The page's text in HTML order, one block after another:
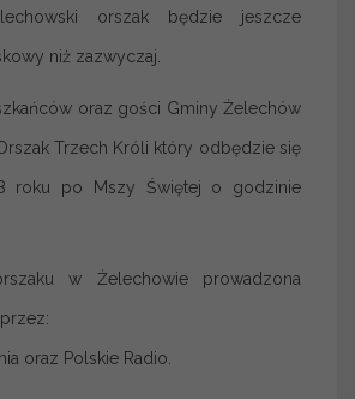
orszak będzie jeszcze
niż zazwyczaj.
oraz gości Gminy Żelechów
Trzech Króli który odbędzie się
roku po Mszy Świętej o godzinie
w Żelechowie prowadzona
oraz Polskie Radio.